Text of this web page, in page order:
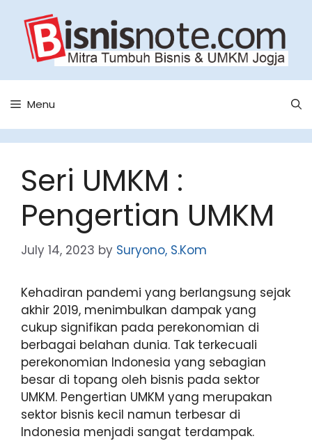
content
Menu
Seri UMKM :
Pengertian UMKM
July 14, 2023 by Suryono, S.Kom
Kehadiran pandemi yang berlangsung sejak
akhir 2019, menimbulkan dampak yang
cukup signifikan pada perekonomian di
berbagai belahan dunia. Tak terkecuali
perekonomian Indonesia yang sebagian
besar di topang oleh bisnis pada sektor
UMKM. Pengertian UMKM yang merupakan
sektor bisnis kecil namun terbesar di
Indonesia menjadi sangat terdampak.